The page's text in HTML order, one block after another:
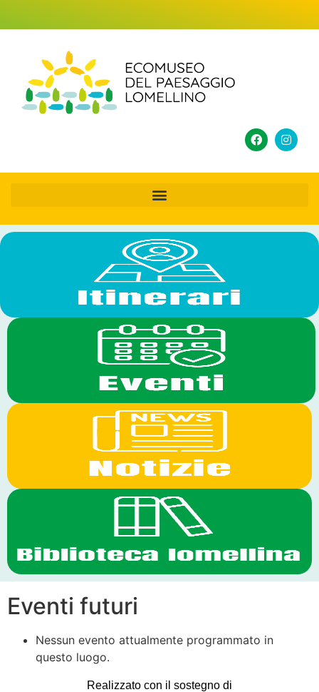
Eventi futuri
Nessun evento attualmente programmato in
questo luogo.
Realizzato con il sostegno di